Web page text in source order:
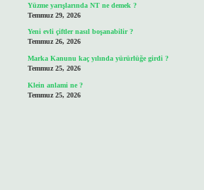
Yüzme yarışlarında NT ne demek ?
Temmuz 29, 2026
Yeni evli çiftler nasıl boşanabilir ?
Temmuz 26, 2026
Marka Kanunu kaç yılında yürürlüğe girdi ?
Temmuz 25, 2026
Klein anlami ne ?
Temmuz 25, 2026